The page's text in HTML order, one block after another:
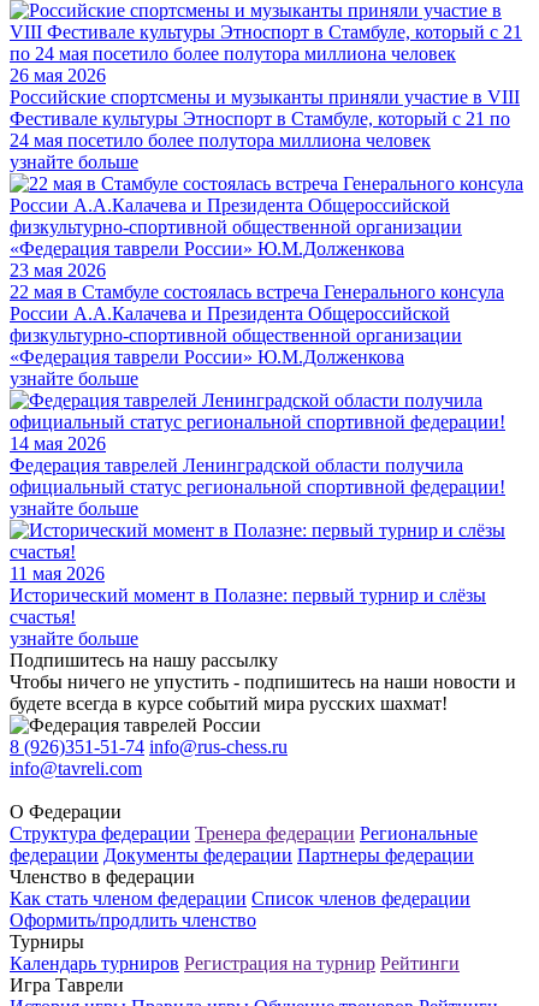
26 мая 2026
Российские спортсмены и музыканты приняли участие в VIII
Фестивале культуры Этноспорт в Стамбуле, который с 21 по
24 мая посетило более полутора миллиона человек
узнайте больше
23 мая 2026
22 мая в Стамбуле состоялась встреча Генерального консула
России А.А.Калачева и Президента Общероссийской
физкультурно-спортивной общественной организации
«Федерация таврели России» Ю.М.Долженкова
узнайте больше
14 мая 2026
Федерация таврелей Ленинградской области получила
официальный статус региональной спортивной федерации!
узнайте больше
11 мая 2026
Исторический момент в Полазне: первый турнир и слёзы
счастья!
узнайте больше
Подпишитесь на нашу рассылку
Чтобы ничего не упустить - подпишитесь на наши новости и
будете всегда в курсе событий мира русских шахмат!
8 (926)351-51-74 info@rus-chess.ru
info@tavreli.com
О Федерации
Структура федерации Тренера федерации Региональные
федерации Документы федерации Партнеры федерации
Членство в федерации
Как стать членом федерации Список членов федерации
Оформить/продлить членство
Турниры
Календарь турниров Регистрация на турнир Рейтинги
Игра Таврели